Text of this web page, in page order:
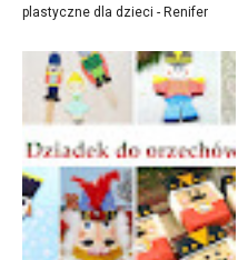
plastyczne dla dzieci - Renifer